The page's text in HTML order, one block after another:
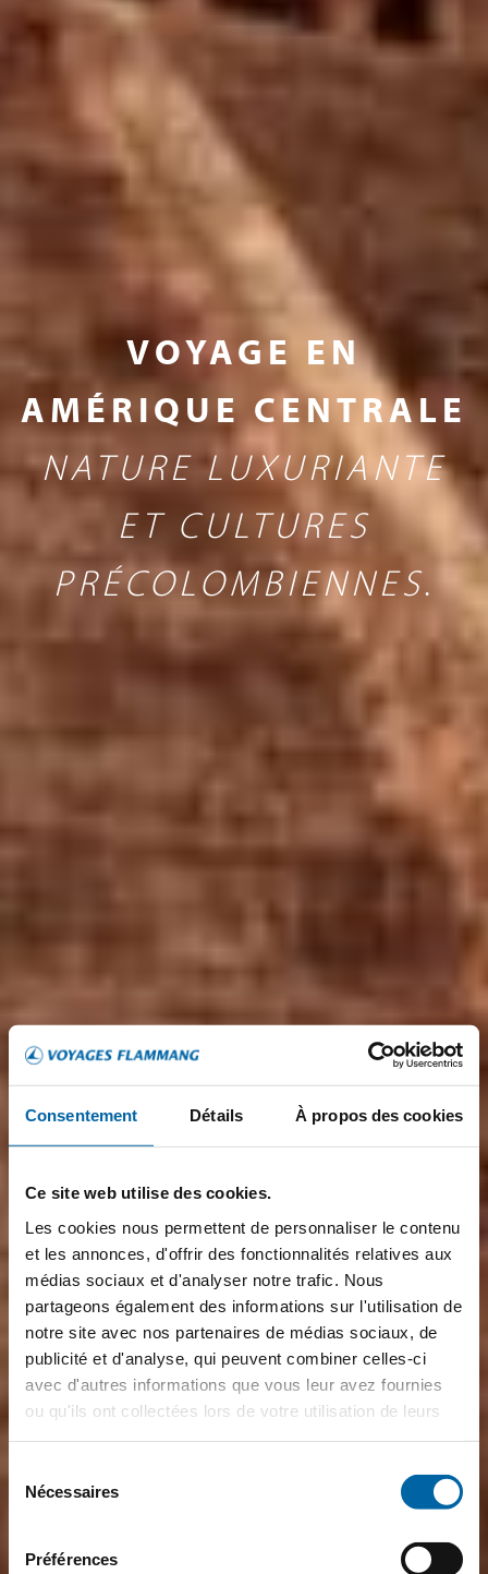
Consentement Détails À propos des cookies
Ce site web utilise des cookies.
Les cookies nous permettent de personnaliser le contenu
et les annonces, d'offrir des fonctionnalités relatives aux
médias sociaux et d'analyser notre trafic. Nous
partageons également des informations sur l'utilisation de
notre site avec nos partenaires de médias sociaux, de
publicité et d'analyse, qui peuvent combiner celles-ci
avec d'autres informations que vous leur avez fournies
ou qu'ils ont collectées lors de votre utilisation de leurs
Nécessaires
Préférences
VOYAGE EN
AMÉRIQUE CENTRALE
NATURE LUXURIANTE
ET CULTURES
PRÉCOLOMBIENNES.